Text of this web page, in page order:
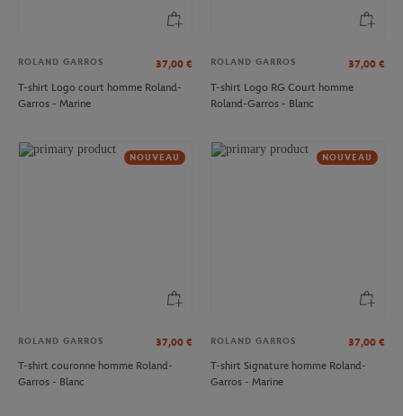
ROLAND GARROS 37,00 €
T-shirt Logo court homme Roland-
Garros - Marine
ROLAND GARROS 37,00 €
T-shirt Logo RG Court homme
Roland-Garros - Blanc
NOUVEAU
ROLAND GARROS 37,00 €
T-shirt couronne homme Roland-
Garros - Blanc
NOUVEAU
ROLAND GARROS 37,00 €
T-shirt Signature homme Roland-
Garros - Marine